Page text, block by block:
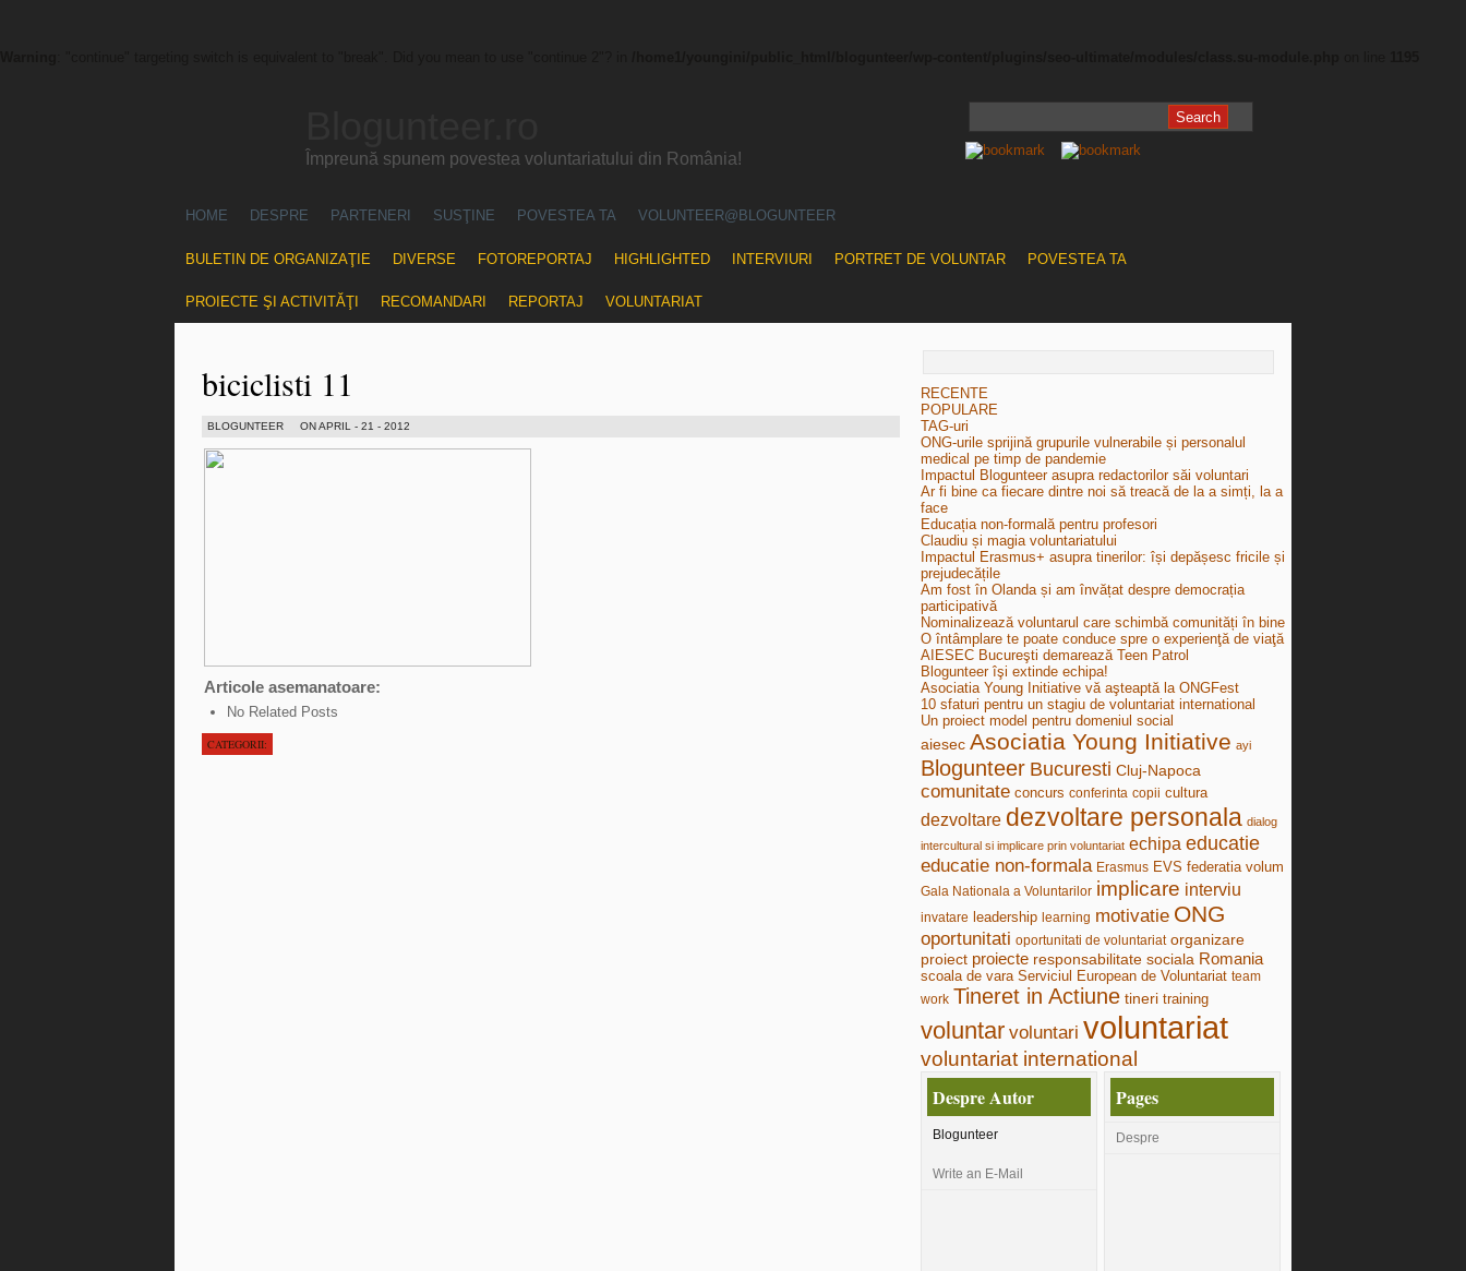
Împreună spunem povestea voluntariatului din România!
HOME DESPRE PARTENERI SUSŢINE POVESTEA TA VOLUNTEER@BLOGUNTEER
BULETIN DE ORGANIZAŢIE DIVERSE FOTOREPORTAJ HIGHLIGHTED INTERVIURI PORTRET DE VOLUNTAR POVESTEA TA
PROIECTE ŞI ACTIVITĂŢI RECOMANDARI REPORTAJ VOLUNTARIAT
biciclisti 11
BLOGUNTEER ON APRIL - 21 - 2012
Articole asemanatoare:
No Related Posts
CATEGORII:
RECENTE
POPULARE
TAG-uri
ONG-urile sprijină grupurile vulnerabile și personalul
medical pe timp de pandemie
Impactul Blogunteer asupra redactorilor săi voluntari
Ar fi bine ca fiecare dintre noi să treacă de la a simți, la a
face
Educația non-formală pentru profesori
Claudiu și magia voluntariatului
Impactul Erasmus+ asupra tinerilor: își depășesc fricile și
prejudecățile
Am fost în Olanda și am învățat despre democrația
participativă
Nominalizează voluntarul care schimbă comunități în bine
O întâmplare te poate conduce spre o experienţă de viaţă
AIESEC Bucureşti demarează Teen Patrol
Blogunteer îşi extinde echipa!
Asociatia Young Initiative vă aşteaptă la ONGFest
10 sfaturi pentru un stagiu de voluntariat international
Un proiect model pentru domeniul social
aiesec Asociatia Young Initiative ayi
Blogunteer Bucuresti Cluj-Napoca
comunitate concurs conferinta copii cultura
dezvoltare dezvoltare personala dialog
intercultural si implicare prin voluntariat echipa educatie
educatie non-formala Erasmus EVS federatia volum
Gala Nationala a Voluntarilor implicare interviu
invatare leadership learning motivatie ONG
oportunitati oportunitati de voluntariat organizare
proiect proiecte responsabilitate sociala Romania
scoala de vara Serviciul European de Voluntariat team
work Tineret in Actiune tineri training
voluntar voluntari voluntariat
voluntariat international
Despre Autor
Blogunteer
Write an E-Mail
Pages
Despre